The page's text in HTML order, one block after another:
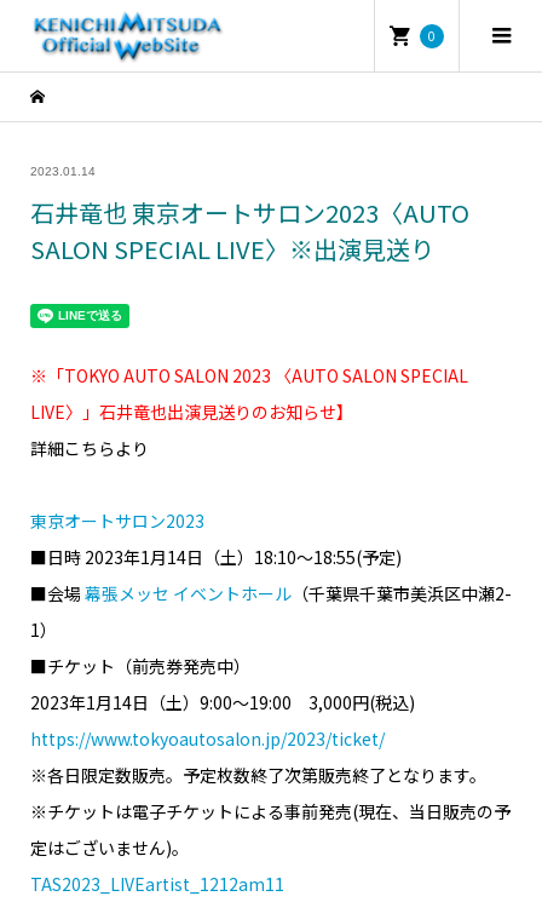
0
2023.01.14
石井竜也 東京オートサロン2023〈AUTO
SALON SPECIAL LIVE〉※出演見送り
※「TOKYO AUTO SALON 2023 〈AUTO SALON SPECIAL
LIVE〉」石井竜也出演見送りのお知らせ】
詳細こちらより
東京オートサロン2023
■日時 2023年1月14日（土）18:10〜18:55(予定)
■会場 幕張メッセ イベントホール（千葉県千葉市美浜区中瀬2-
1）
■チケット（前売券発売中）
2023年1月14日（土）9:00〜19:00 3,000円(税込)
https://www.tokyoautosalon.jp/2023/ticket/
※各日限定数販売。予定枚数終了次第販売終了となります。
※チケットは電子チケットによる事前発売(現在、当日販売の予
定はございません)。
TAS2023_LIVEartist_1212am11